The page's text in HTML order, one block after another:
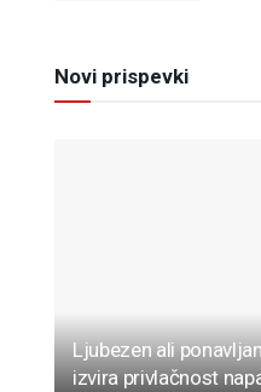
Novi prispevki
Ljubezen ali
izvira privlačnost